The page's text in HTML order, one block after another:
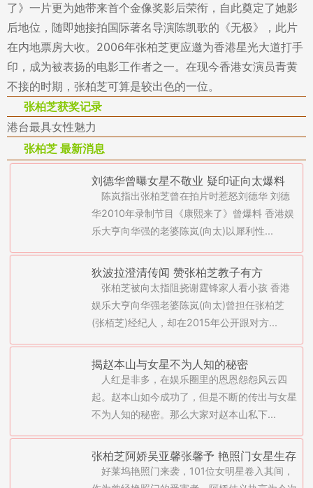
了》一片更为她带来首个金像奖影后荣衔，自此奠定了她影
后地位，随即她接拍国际著名导演陈凯歌的《无极》，此片
在内地票房大收。2006年张柏芝更应邀为香港星光大道打手
印，成为被表扬的电影工作者之一。在现今香港女演员青黄
不接的时期，张柏芝可算是较出色的一位。
张柏芝获奖记录
港台最具女性魅力
张柏芝 最新消息
刘德华曾曝女星不敬业 疑印证向太爆料
陈岚指出张柏芝曾在拍片时惹怒刘德华 刘德
华2010年录制节目《康熙来了》曾爆料 香港娱
乐大亨向华强的老婆陈岚(向太)以犀利性...
狄波拉澄清传闻 赞张柏芝教子有方
张柏芝被向太指阻挠谢霆锋家人看小孩 香港
娱乐大亨向华强老婆陈岚(向太)曾担任张柏芝
(张栢芝)经纪人，却在2015年公开跟对方...
揭赵本山与女星不为人知的秘密
人红是非多，在娱乐圈里的恩恩怨怨风云四
起。赵本山如今成功了，但是不断的传出与女星
不为人知的秘密。那么大家对赵本山私下...
张柏芝阿娇吴亚馨张馨予 艳照门女星生存
现状
好莱坞艳照门来袭，101位女明星卷入其间，